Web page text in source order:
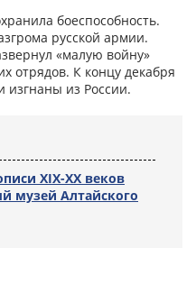
боеспособность.
русской армии.
«малую войну»
отрядов. К концу декабря
изгнаны из России.
XIX-ХХ веков
музей Алтайского